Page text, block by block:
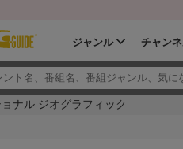
ジャンル チャン
ナル ジオグラフィック